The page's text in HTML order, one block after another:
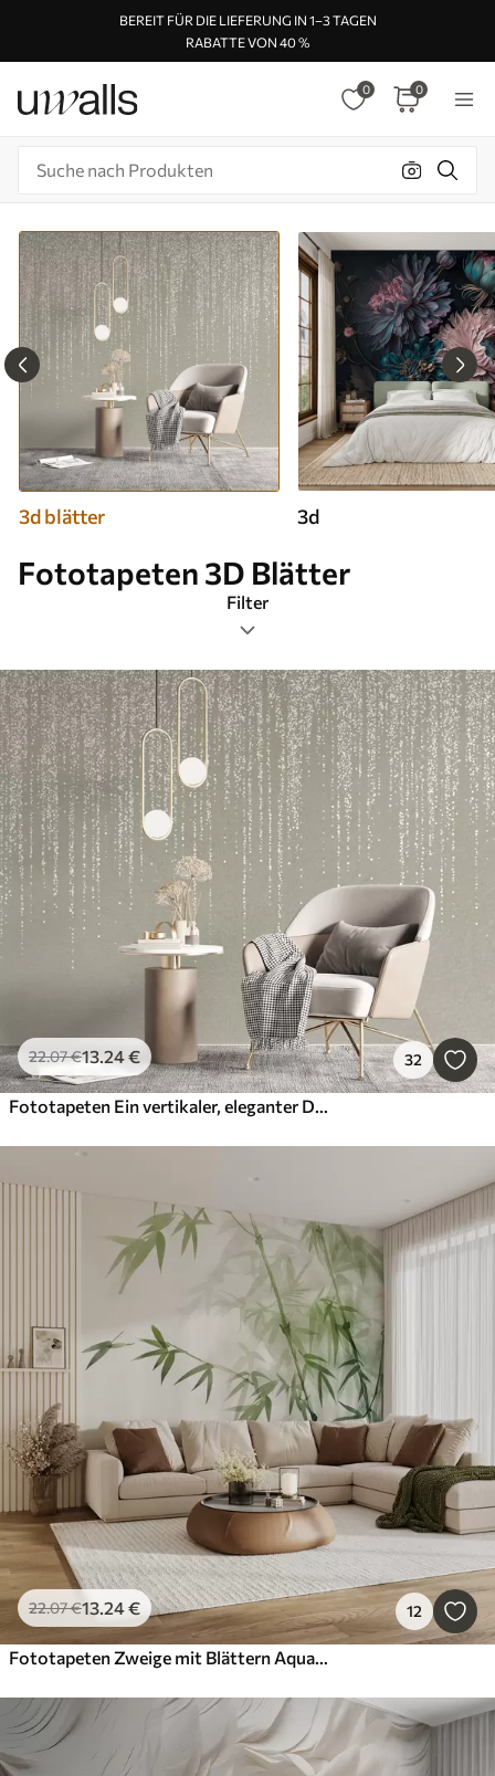
BEREIT FÜR DIE LIEFERUNG IN 1–3 TAGEN
RABATTE VON 40 %
0 0
3d blätter 3d
Fototapeten 3D Blätter
Filter
Tags
Bildformat
Farbpalette
Smart
Alle Filter löschen
22.07€13.24€ 32
Fototapeten Ein vertikaler, eleganter Druck einer gepunkteten Girlande auf einem beigefarbenen, strukturierten Hintergrund, der ein Gefühl von Tiefe und Bewegung vermittelt
22.07€13.24€ 12
Fototapeten Zweige mit Blättern Aquarell